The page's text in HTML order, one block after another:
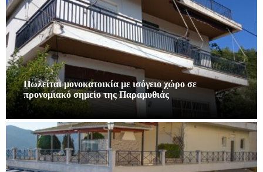
Πωλείται μονοκατοικία με ισόγειο χώρο σε
προνομιακό σημείο της Παραμυθιάς